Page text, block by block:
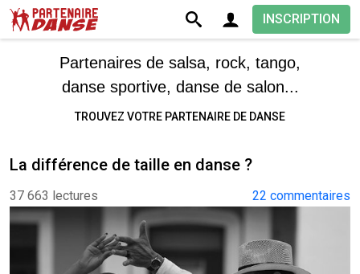
INSCRIPTION
Partenaires de salsa, rock, tango,
danse sportive, danse de salon...
TROUVEZ VOTRE PARTENAIRE DE DANSE
La différence de taille en danse ?
37 663 lectures 22 commentaires